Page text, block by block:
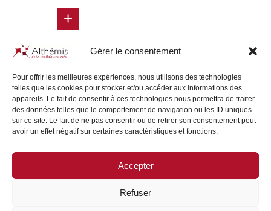
Gérer le consentement
Pour offrir les meilleures expériences, nous utilisons des technologies
telles que les cookies pour stocker et/ou accéder aux informations des
appareils. Le fait de consentir à ces technologies nous permettra de traiter
des données telles que le comportement de navigation ou les ID uniques
sur ce site. Le fait de ne pas consentir ou de retirer son consentement peut
avoir un effet négatif sur certaines caractéristiques et fonctions.
Accepter
Refuser
+